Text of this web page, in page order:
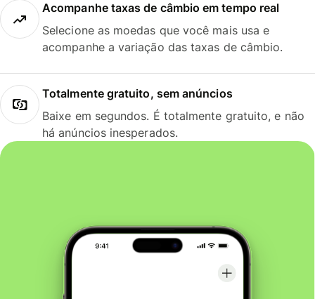
Acompanhe taxas de câmbio em tempo real
Selecione as moedas que você mais usa e
acompanhe a variação das taxas de câmbio.
Totalmente gratuito, sem anúncios
Baixe em segundos. É totalmente gratuito, e não
há anúncios inesperados.